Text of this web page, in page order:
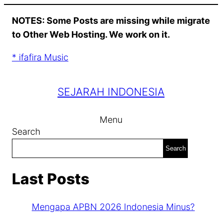
content
NOTES: Some Posts are missing while migrate
to Other Web Hosting. We work on it.
* ifafira Music
SEJARAH INDONESIA
Menu
Search
Search
Last Posts
Mengapa APBN 2026 Indonesia Minus?